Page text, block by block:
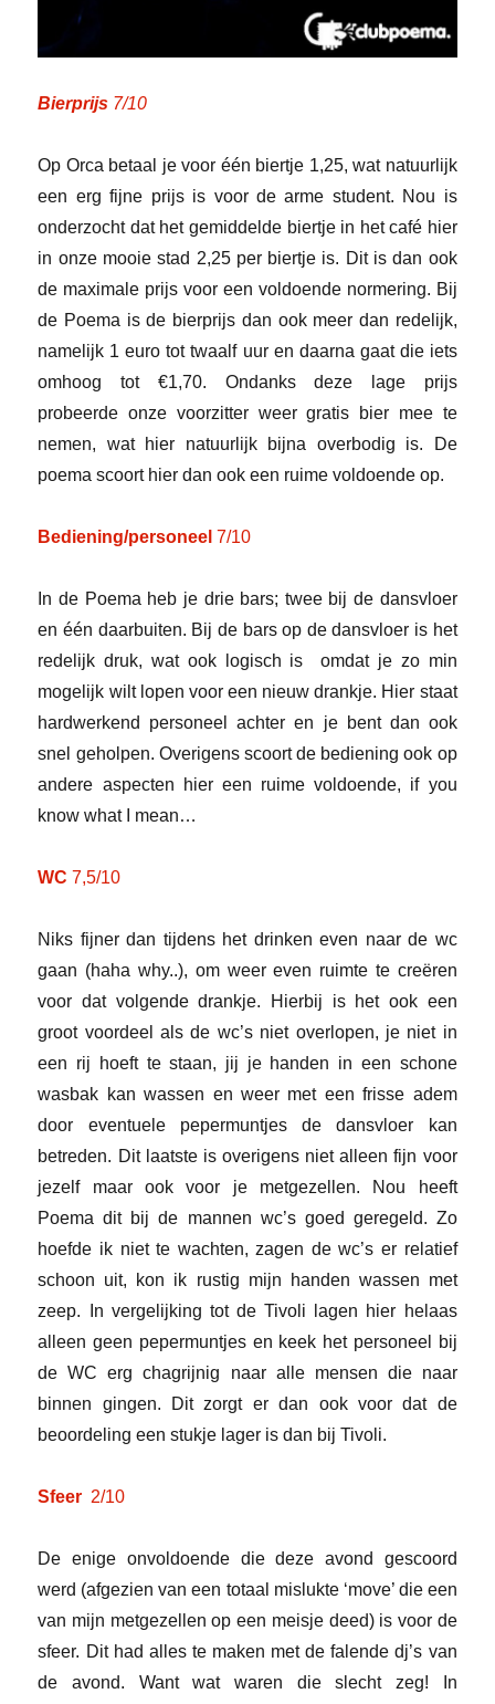
Bierprijs 7/10
Op Orca betaal je voor één biertje 1,25, wat natuurlijk
een erg fijne prijs is voor de arme student. Nou is
onderzocht dat het gemiddelde biertje in het café hier
in onze mooie stad 2,25 per biertje is. Dit is dan ook
de maximale prijs voor een voldoende normering. Bij
de Poema is de bierprijs dan ook meer dan redelijk,
namelijk 1 euro tot twaalf uur en daarna gaat die iets
omhoog tot €1,70. Ondanks deze lage prijs
probeerde onze voorzitter weer gratis bier mee te
nemen, wat hier natuurlijk bijna overbodig is. De
poema scoort hier dan ook een ruime voldoende op.
Bediening/personeel 7/10
In de Poema heb je drie bars; twee bij de dansvloer
en één daarbuiten. Bij de bars op de dansvloer is het
redelijk druk, wat ook logisch is omdat je zo min
mogelijk wilt lopen voor een nieuw drankje. Hier staat
hardwerkend personeel achter en je bent dan ook
snel geholpen. Overigens scoort de bediening ook op
andere aspecten hier een ruime voldoende, if you
know what I mean…
WC7,5/10
Niks fijner dan tijdens het drinken even naar de wc
gaan (haha why..), om weer even ruimte te creëren
voor dat volgende drankje. Hierbij is het ook een
groot voordeel als de wc’s niet overlopen, je niet in
een rij hoeft te staan, jij je handen in een schone
wasbak kan wassen en weer met een frisse adem
door eventuele pepermuntjes de dansvloer kan
betreden. Dit laatste is overigens niet alleen fijn voor
jezelf maar ook voor je metgezellen. Nou heeft
Poema dit bij de mannen wc’s goed geregeld. Zo
hoefde ik niet te wachten, zagen de wc’s er relatief
schoon uit, kon ik rustig mijn handen wassen met
zeep. In vergelijking tot de Tivoli lagen hier helaas
alleen geen pepermuntjes en keek het personeel bij
de WC erg chagrijnig naar alle mensen die naar
binnen gingen. Dit zorgt er dan ook voor dat de
beoordeling een stukje lager is dan bij Tivoli.
Sfeer 2/10
De enige onvoldoende die deze avond gescoord
werd (afgezien van een totaal mislukte ‘move’ die een
van mijn metgezellen op een meisje deed) is voor de
sfeer. Dit had alles te maken met de falende dj’s van
de avond. Want wat waren die slecht zeg! In